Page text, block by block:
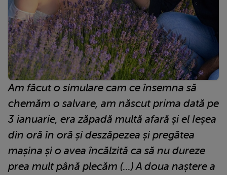
Am făcut o simulare cam ce însemna să
chemăm o salvare, am născut prima dată pe
3 ianuarie, era zăpadă multă afară și el Ieșea
din oră în oră și deszăpezea și pregătea
mașina și o avea încălzită ca să nu dureze
prea mult până plecăm (...) A doua naștere a